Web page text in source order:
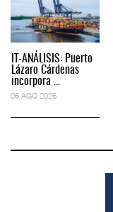
IT-ANÁLISIS: Puerto
Lázaro Cárdenas
incorpora ...
06 AGO 2026